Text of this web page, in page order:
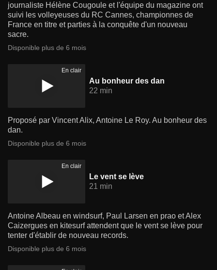
journaliste Hélène Cougoule et l'équipe du magazine ont
suivi les volleyeuses du RC Cannes, championnes de
France en titre et parties à la conquête d'un nouveau
sacre.
Disponible plus de 6 mois
En clair
Au bonheur des dan
22 min
Proposé par Vincent Alix, Antoine Le Roy. Au bonheur des
dan.
Disponible plus de 6 mois
En clair
Le vent se lève
21 min
Antoine Albeau en windsurf, Paul Larsen en prao et Alex
Caizergues en kitesurf attendent que le vent se lève pour
tenter d'établir de nouveau records.
Disponible plus de 6 mois